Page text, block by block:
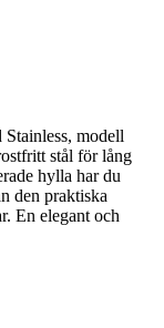
Stainless, modell
stål för lång
hylla har du
den praktiska
En elegant och